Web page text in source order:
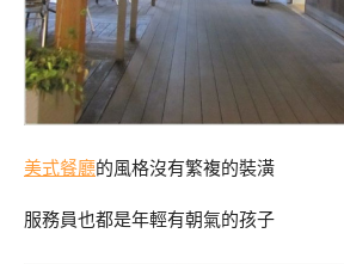
美式餐廳的風格沒有繁複的裝潢
服務員也都是年輕有朝氣的孩子